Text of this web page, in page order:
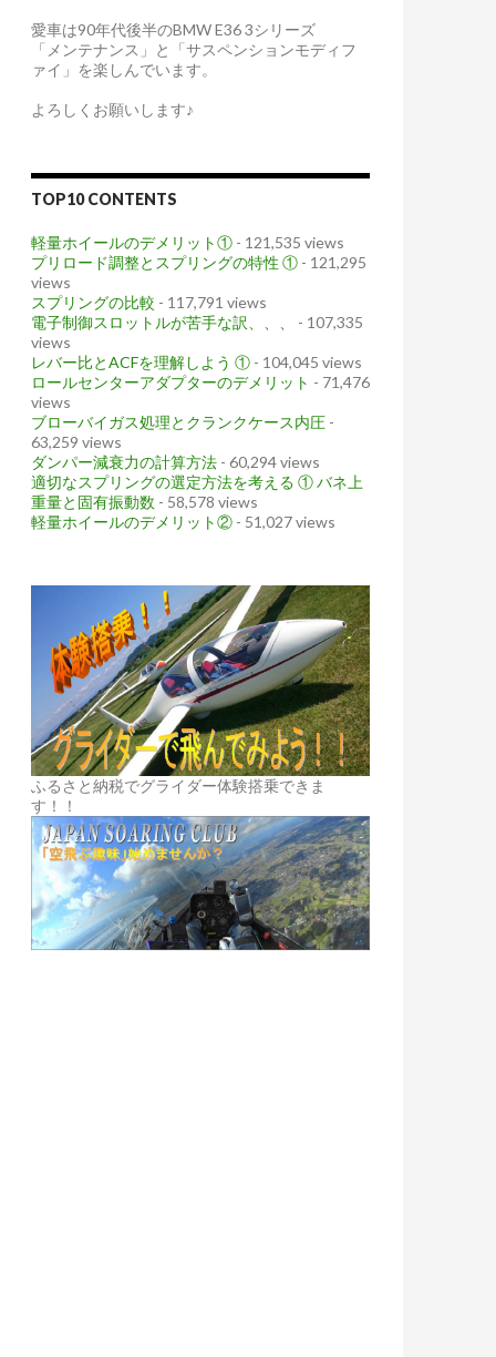
愛車は90年代後半のBMW E36 3シリーズ
「メンテナンス」と「サスペンションモディフ
ァイ」を楽しんでいます。
よろしくお願いします♪
TOP10 CONTENTS
軽量ホイールのデメリット① - 121,535 views
プリロード調整とスプリングの特性 ① - 121,295
views
スプリングの比較 - 117,791 views
電子制御スロットルが苦手な訳、、、
- 107,335
views
レバー比とACFを理解しよう ① - 104,045 views
ロールセンターアダプターのデメリット - 71,476
views
ブローバイガス処理とクランクケース内圧 -
63,259 views
ダンパー減衰力の計算方法 - 60,294 views
適切なスプリングの選定方法を考える ① バネ上
重量と固有振動数 - 58,578 views
軽量ホイールのデメリット② - 51,027 views
ふるさと納税でグライダー体験搭乗できま
す！！